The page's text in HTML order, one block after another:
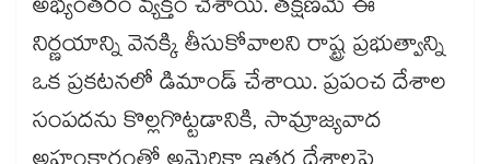
అభ్యంతరం వ్యక్తం చేశాయి. తక్షణమే ఈ
నిర్ణయాన్ని వెనక్కి తీసుకోవాలని రాష్ట్ర ప్రభుత్వాన్ని
ఒక ప్రకటనలో డిమాండ్ చేశాయి. ప్రపంచ దేశాల
సంపదను కొల్లగొట్టడానికి, సామ్రాజ్యవాద